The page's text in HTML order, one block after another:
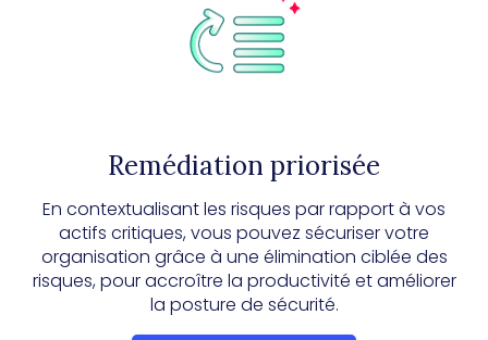
Remédiation priorisée
En contextualisant les risques par rapport à vos
actifs critiques, vous pouvez sécuriser votre
organisation grâce à une élimination ciblée des
risques, pour accroître la productivité et améliorer
la posture de sécurité.